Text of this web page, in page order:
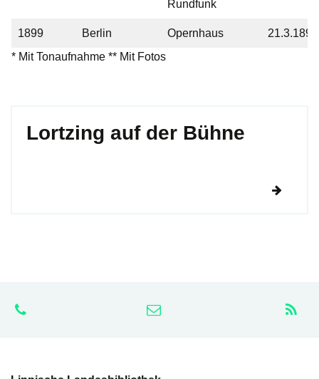
Rundfunk
1899 Berlin Opernhaus
21.3.1898
* Mit Tonaufnahme ** Mit Fotos
Lortzing auf der Bühne